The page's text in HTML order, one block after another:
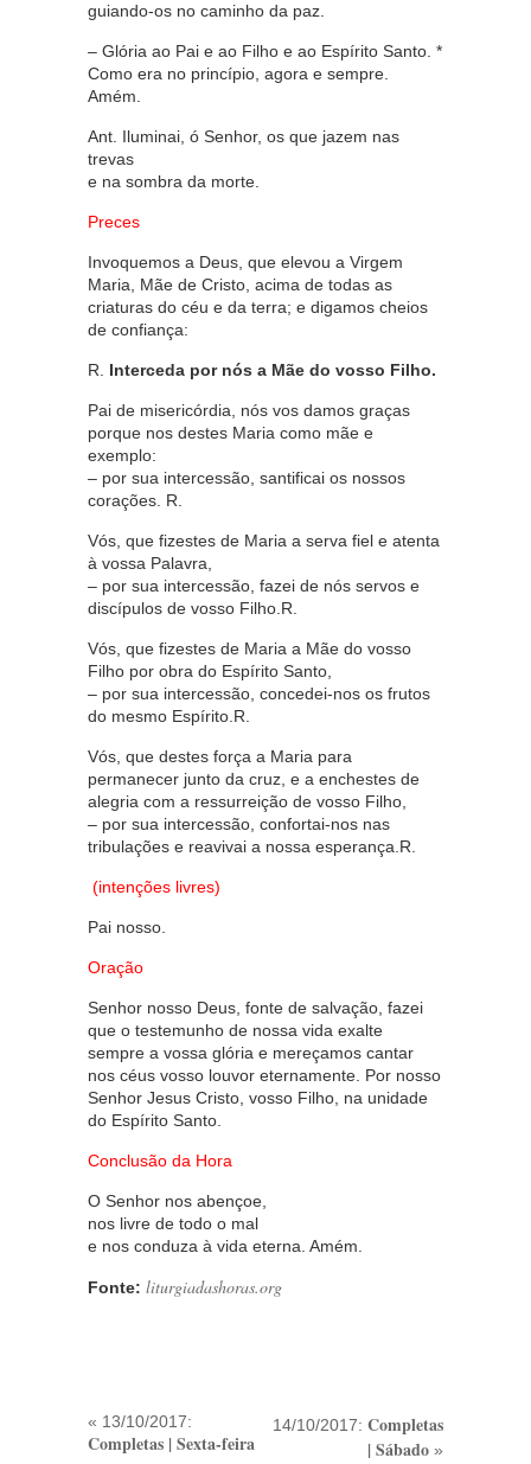
guiando-os no caminho da paz.
– Glória ao Pai e ao Filho e ao Espírito Santo. *
Como era no princípio, agora e sempre.
Amém.
Ant. Iluminai, ó Senhor, os que jazem nas
trevas
e na sombra da morte.
Preces
Invoquemos a Deus, que elevou a Virgem
Maria, Mãe de Cristo, acima de todas as
criaturas do céu e da terra; e digamos cheios
de confiança:
R. Interceda por nós a Mãe do vosso Filho.
Pai de misericórdia, nós vos damos graças
porque nos destes Maria como mãe e
exemplo:
– por sua intercessão, santificai os nossos
corações. R.
Vós, que fizestes de Maria a serva fiel e atenta
à vossa Palavra,
– por sua intercessão, fazei de nós servos e
discípulos de vosso Filho.R.
Vós, que fizestes de Maria a Mãe do vosso
Filho por obra do Espírito Santo,
– por sua intercessão, concedei-nos os frutos
do mesmo Espírito.R.
Vós, que destes força a Maria para
permanecer junto da cruz, e a enchestes de
alegria com a ressurreição de vosso Filho,
– por sua intercessão, confortai-nos nas
tribulações e reavivai a nossa esperança.R.
(intenções livres)
Pai nosso.
Oração
Senhor nosso Deus, fonte de salvação, fazei
que o testemunho de nossa vida exalte
sempre a vossa glória e mereçamos cantar
nos céus vosso louvor eternamente. Por nosso
Senhor Jesus Cristo, vosso Filho, na unidade
do Espírito Santo.
Conclusão da Hora
O Senhor nos abençoe,
nos livre de todo o mal
e nos conduza à vida eterna. Amém.
Fonte: liturgiadashoras.org
« 13/10/2017:
Completas | Sexta-feira
14/10/2017: Completas
| Sábado »